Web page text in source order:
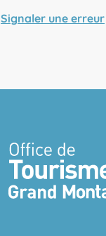
Signaler une erreur